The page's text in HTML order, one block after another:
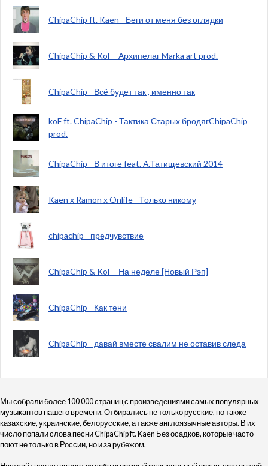
ChipaChip ft. Kaen - Беги от меня без оглядки
ChipaChip & KoF - Архипелаг Marka art prod.
ChipaChip - Всё будет так , именно так
koF ft. ChipaChip - Тактика Старых бродягChipaChip
prod.
ChipaChip - В итоге feat. А.Татищевский 2014
Kaen x Ramon x Onlife - Только никому
chipachip - предчувствие
ChipaChip & KoF - На неделе [Новый Рэп]
ChipaChip - Как тени
ChipaChip - давай вместе свалим не оставив следа
Мы собрали более 100 000 страниц с произведениями самых популярных
музыкантов нашего времени. Отбирались не только русские, но также
казахские, украинские, белорусские, а также англоязычные авторы. В их
число попали слова песни ChipaChip ft. Kaen Без осадков, которые часто
поют не только в России, но и за рубежом.